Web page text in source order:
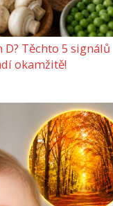
Těchto 5 signálů
okamžitě!